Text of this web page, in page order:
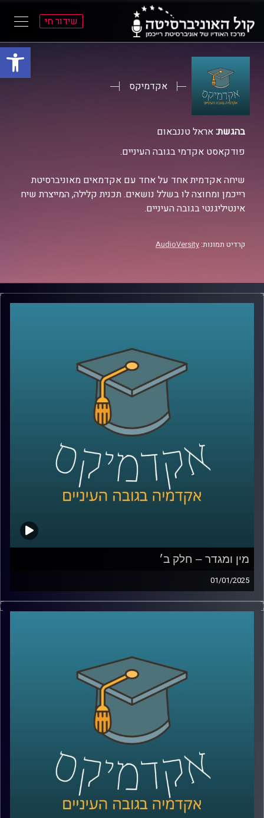
פתח
שידור חי
אקדמיקס
בהגשת:אראל טננבאום
פודקאסט אקדמי בגובה העיניים.
שיחה אקדמית אחד על אחד עם אקדמאים מאוניברסיטת
רייכמן ומחוצה לו בשלל נושאים. תכנית קלילה, המייצרת שיח
אינטיליגנטי בגובה העיניים.
קרדיט תמונות: AudioVersity
מין ומגדר – חלק ב׳
01/01/2025
לאחר שדיברנו על הסללה מגדרית, ההבדל בין נשים לגברים ,
המוחיים והפיזיים ועל איך הסביבה משפיעה על כל הדבר הזה
אז שוב איתנו כאן פרופ תמר שגיא,מבית הספר ברוך איבצר
לפסיכולוגיה באוניברסיטת רייכמן
AudioVersity